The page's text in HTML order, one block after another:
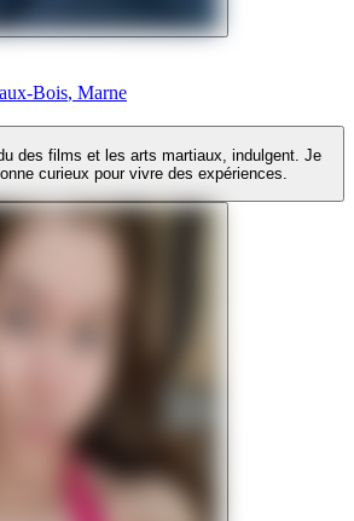
Bois, Marne
des films et les arts martiaux, indulgent. Je
curieux pour vivre des expériences.